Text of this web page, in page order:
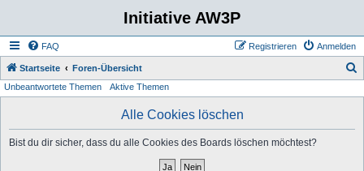
Initiative AW3P
FAQ Anmelden
Registrieren
Startseite Foren-Übersicht
Unbeantwortete Themen Aktive Themen
Alle Cookies löschen
Bist du dir sicher, dass du alle Cookies des Boards löschen möchtest?